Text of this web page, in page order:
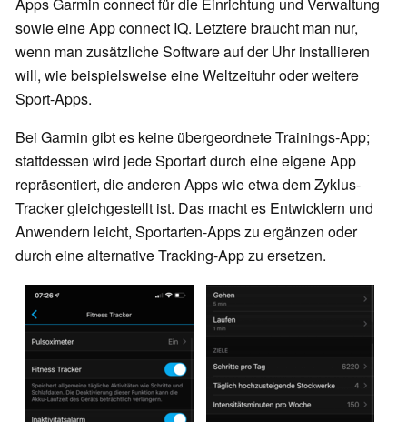
sowie eine App connect IQ. Letztere braucht man nur,
wenn man zusätzliche Software auf der Uhr installieren
will, wie beispielsweise eine Weltzeituhr oder weitere
Sport-Apps.
Bei Garmin gibt es keine übergeordnete Trainings-App;
stattdessen wird jede Sportart durch eine eigene App
repräsentiert, die anderen Apps wie etwa dem Zyklus-
Tracker gleichgestellt ist. Das macht es Entwicklern und
Anwendern leicht, Sportarten-Apps zu ergänzen oder
durch eine alternative Tracking-App zu ersetzen.